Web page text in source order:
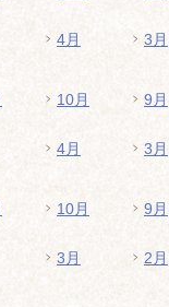
4月 3月
10月 9月
4月 3月
10月 9月
3月 2月